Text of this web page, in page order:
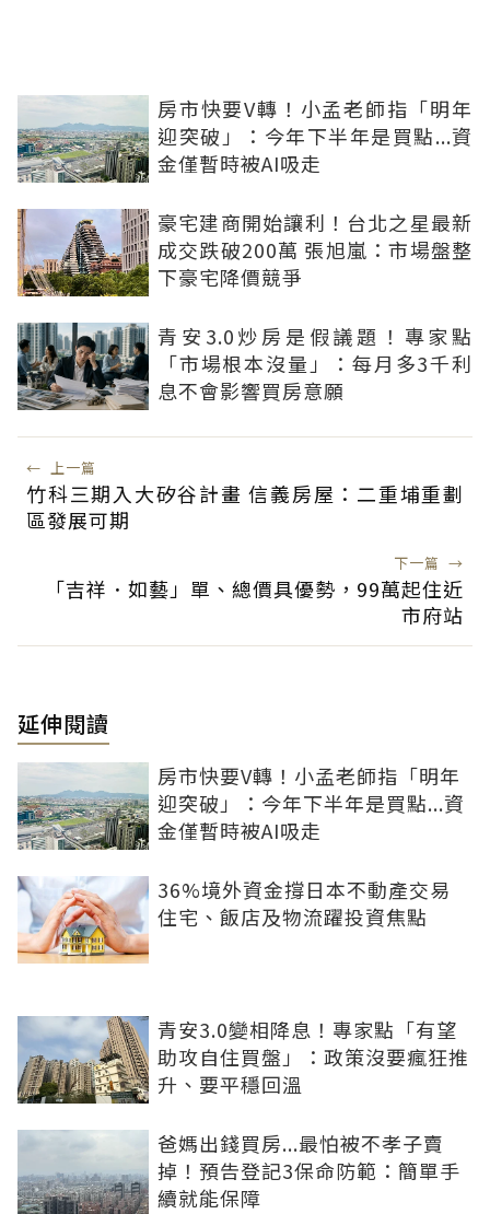
房市快要V轉！小孟老師指「明年
迎突破」：今年下半年是買點...資
金僅暫時被AI吸走
豪宅建商開始讓利！台北之星最新
成交跌破200萬 張旭嵐：市場盤整
下豪宅降價競爭
青安3.0炒房是假議題！專家點
「市場根本沒量」：每月多3千利
息不會影響買房意願
← 上一篇
竹科三期入大矽谷計畫 信義房屋：二重埔重劃
區發展可期
下一篇 →
「吉祥．如藝」單、總價具優勢，99萬起住近
市府站
延伸閱讀
房市快要V轉！小孟老師指「明年
迎突破」：今年下半年是買點...資
金僅暫時被AI吸走
36%境外資金撐日本不動產交易
住宅、飯店及物流躍投資焦點
青安3.0變相降息！專家點「有望
助攻自住買盤」：政策沒要瘋狂推
升、要平穩回溫
爸媽出錢買房...最怕被不孝子賣
掉！預告登記3保命防範：簡單手
續就能保障